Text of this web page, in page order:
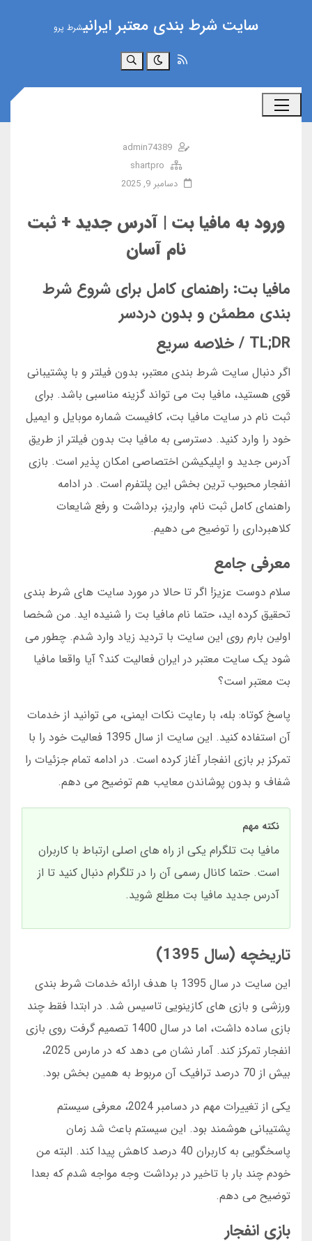
سایت شرط بندی معتبر ایرانیشرط پرو
جستجو
admin74389
shartpro
دسامبر 9, 2025
ورود به مافیا بت | آدرس جدید + ثبت
نام آسان
مافیا بت: راهنمای کامل برای شروع شرط
بندی مطمئن و بدون دردسر
TL;DR / خلاصه سریع
اگر دنبال سایت شرط بندی معتبر، بدون فیلتر و با پشتیبانی
قوی هستید، مافیا بت می تواند گزینه مناسبی باشد. برای
ثبت نام در سایت مافیا بت، کافیست شماره موبایل و ایمیل
خود را وارد کنید. دسترسی به مافیا بت بدون فیلتر از طریق
آدرس جدید و اپلیکیشن اختصاصی امکان پذیر است. بازی
انفجار محبوب ترین بخش این پلتفرم است. در ادامه
راهنمای کامل ثبت نام، واریز، برداشت و رفع شایعات
کلاهبرداری را توضیح می دهیم.
معرفی جامع
سلام دوست عزیز! اگر تا حالا در مورد سایت های شرط بندی
تحقیق کرده اید، حتما نام مافیا بت را شنیده اید. من شخصا
اولین بارم روی این سایت با تردید زیاد وارد شدم. چطور می
شود یک سایت معتبر در ایران فعالیت کند؟ آیا واقعا مافیا
بت معتبر است؟
پاسخ کوتاه: بله، با رعایت نکات ایمنی، می توانید از خدمات
آن استفاده کنید. این سایت از سال 1395 فعالیت خود را با
تمرکز بر بازی انفجار آغاز کرده است. در ادامه تمام جزئیات را
شفاف و بدون پوشاندن معایب هم توضیح می دهم.
نکته مهم
مافیا بت تلگرام یکی از راه های اصلی ارتباط با کاربران
است. حتما کانال رسمی آن را در تلگرام دنبال کنید تا از
آدرس جدید مافیا بت مطلع شوید.
تاریخچه (سال 1395)
این سایت در سال 1395 با هدف ارائه خدمات شرط بندی
ورزشی و بازی های کازینویی تاسیس شد. در ابتدا فقط چند
بازی ساده داشت، اما در سال 1400 تصمیم گرفت روی بازی
انفجار تمرکز کند. آمار نشان می دهد که در مارس 2025،
بیش از 70 درصد ترافیک آن مربوط به همین بخش بود.
یکی از تغییرات مهم در دسامبر 2024، معرفی سیستم
پشتیبانی هوشمند بود. این سیستم باعث شد زمان
پاسخگویی به کاربران 40 درصد کاهش پیدا کند. البته من
خودم چند بار با تاخیر در برداشت وجه مواجه شدم که بعدا
توضیح می دهم.
بازی انفجار